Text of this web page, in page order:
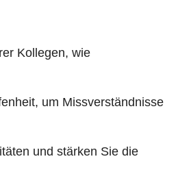
Kollegen, wie
um Missverständnisse
und stärken Sie die